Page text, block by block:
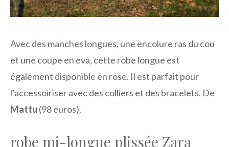
Avec des manches longues, une encolure ras du cou
et une coupe en eva, cette robe longue est
également disponible en rose. Il est parfait pour
l’accessoiriser avec des colliers et des bracelets. De
Mattu (98 euros).
robe mi-longue plissée Zara